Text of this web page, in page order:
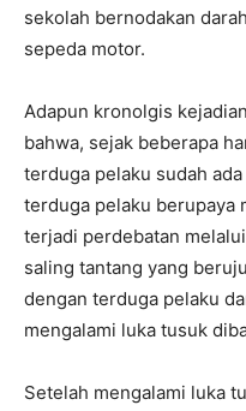
sekolah bernodakan
sepeda motor.
Adapun kronolgis
bahwa, sejak beberapa
terduga pelaku sudah
terduga pelaku berupaya
terjadi perdebatan
saling tantang yang
dengan terduga pelaku
mengalami luka tusuk
Setelah mengalami luka